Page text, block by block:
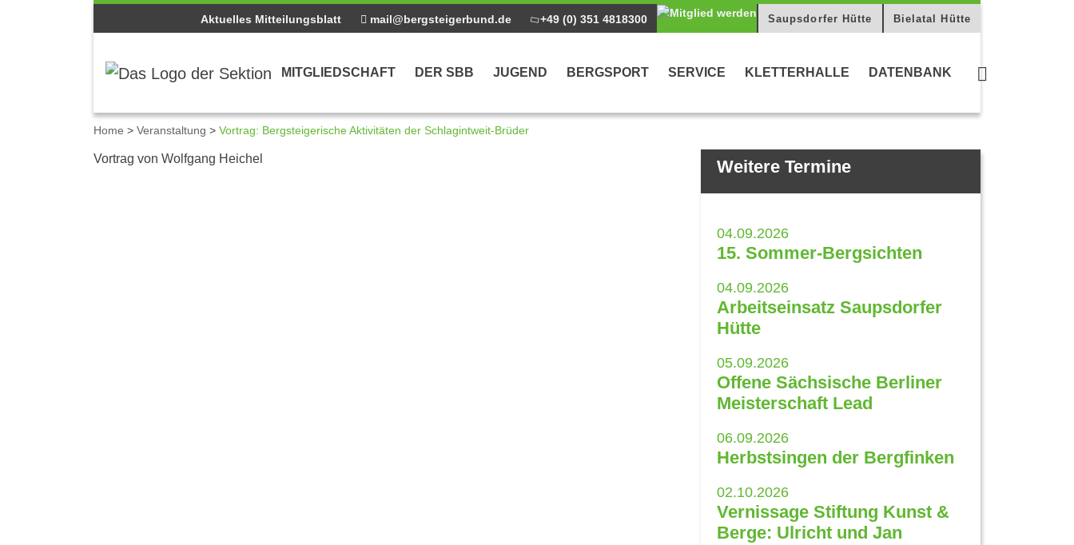
Aktuelles Mitteilungsblatt mail@bergsteigerbund.de +49 (0) 351 4818300 Saupsdorfer Hütte Bielatal Hütte
MITGLIEDSCHAFT DER SBB JUGEND BERGSPORT SERVICE KLETTERHALLE DATENBANK
Home > Veranstaltung > Vortrag: Bergsteigerische Aktivitäten der Schlagintweit-Brüder
Details zum Kalendereintrag
Vortrag von Wolfgang Heichel Weitere Termine
04.09.2026
15. Sommer-Bergsichten
04.09.2026
Arbeitseinsatz Saupsdorfer
Hütte
05.09.2026
Offene Sächsische Berliner
Meisterschaft Lead
06.09.2026
Herbstsingen der Bergfinken
02.10.2026
Vernissage Stiftung Kunst &
Berge: Ulricht und Jan